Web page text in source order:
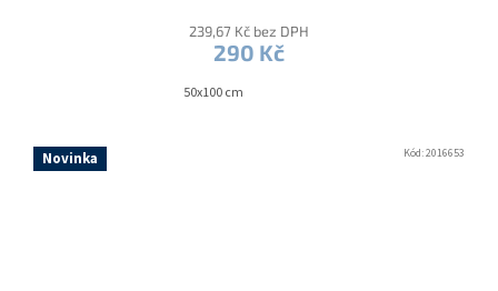
239,67 Kč bez DPH
290 Kč
50x100 cm
Novinka Kód:2016653